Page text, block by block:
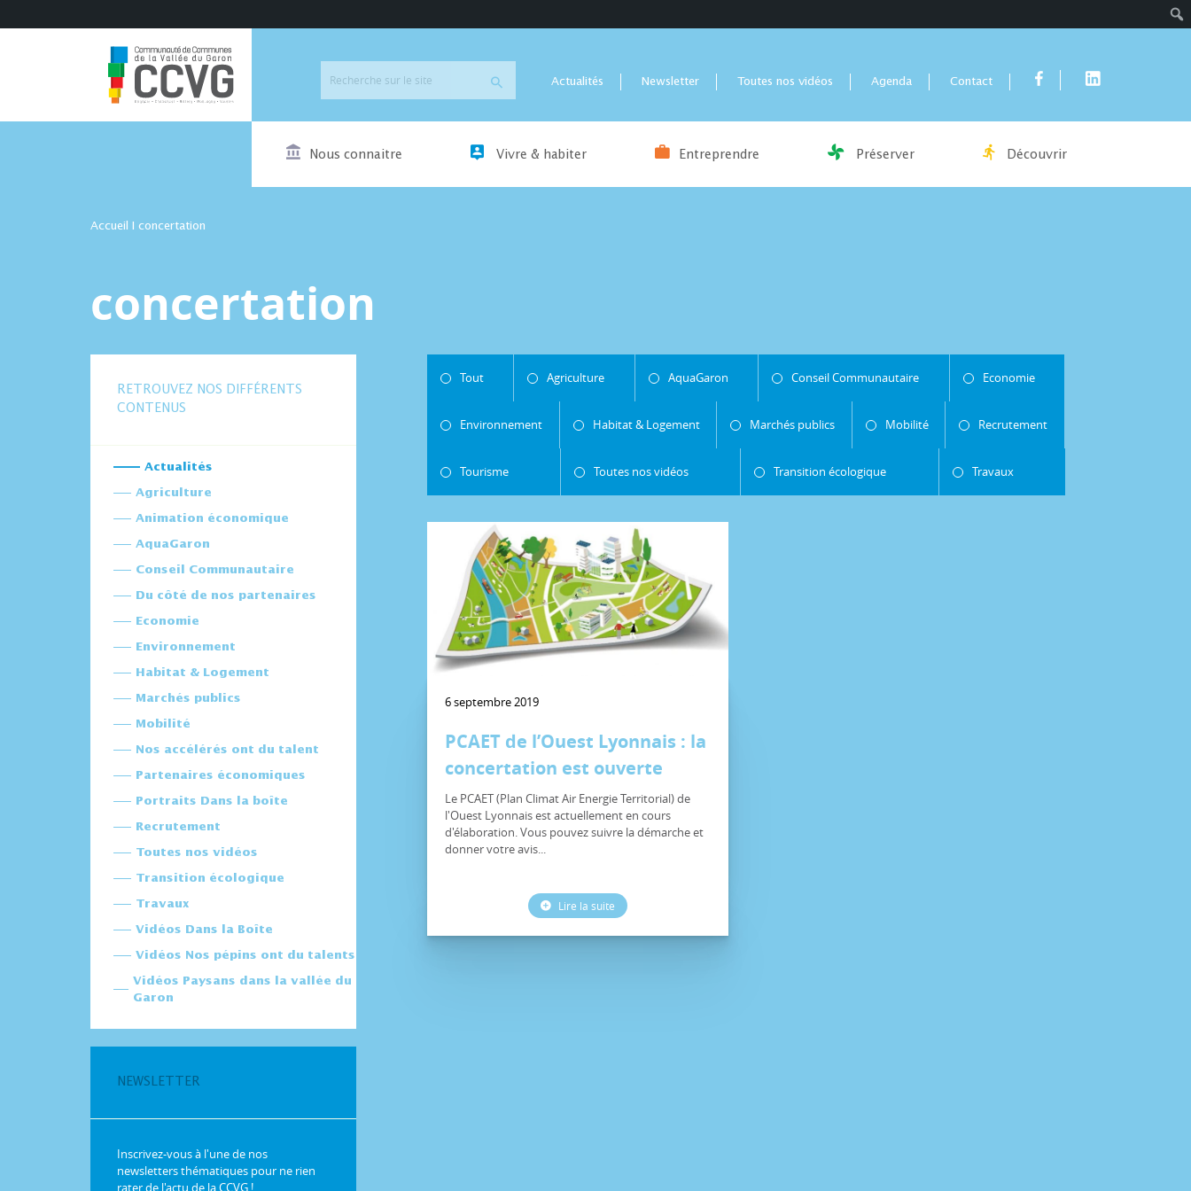
Actualités Newsletter Toutes nos vidéos Agenda Contact
Nous connaitre Vivre & habiter Entreprendre Préserver Découvrir
Accueil concertation
concertation
RETROUVEZ NOS DIFFÉRENTS
CONTENUS
Actualités
Agriculture
Animation économique
AquaGaron
Conseil Communautaire
Du côté de nos partenaires
Economie
Environnement
Habitat & Logement
Marchés publics
Mobilité
Nos accélérés ont du talent
Partenaires économiques
Portraits Dans la boîte
Recrutement
Toutes nos vidéos
Transition écologique
Travaux
Vidéos Dans la Boîte
Vidéos Nos pépins ont du talents
Vidéos Paysans dans la vallée du
Garon
NEWSLETTER
Inscrivez-vous à l'une de nos
newsletters thématiques pour ne rien
rater de l'actu de la CCVG !
Tout Agriculture AquaGaron Conseil Communautaire Economie
Environnement Habitat & Logement Marchés publics Mobilité Recrutement
Tourisme Toutes nos vidéos Transition écologique Travaux
6 septembre 2019
PCAET de l’Ouest Lyonnais : la
concertation est ouverte
Le PCAET (Plan Climat Air Energie Territorial) de
l'Ouest Lyonnais est actuellement en cours
d'élaboration. Vous pouvez suivre la démarche et
donner votre avis...
Lire la suite